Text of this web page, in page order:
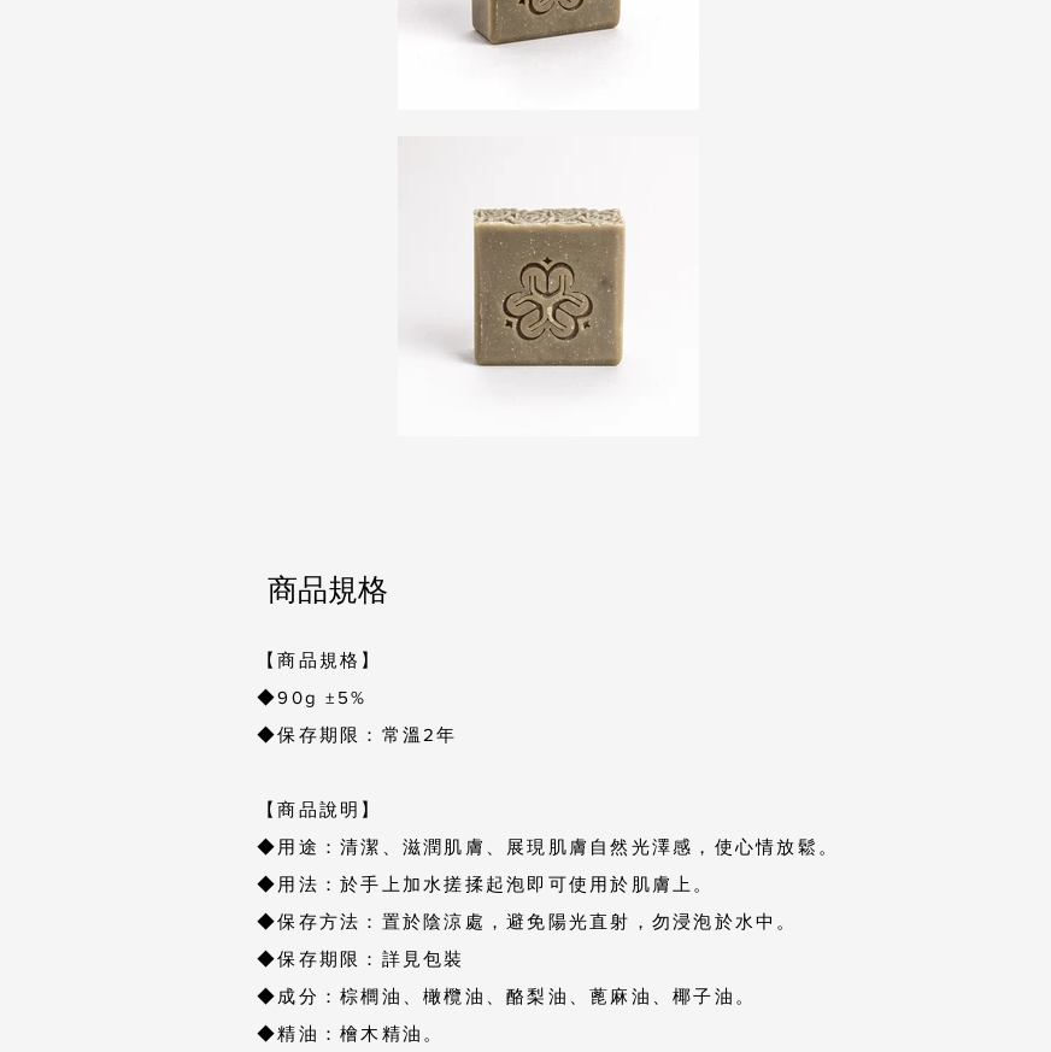
商品規格
【商品規格】
◆90g ±5%
◆保存期限：常溫2年
【商品說明】
◆用途：清潔、滋潤肌膚、展現肌膚自然光澤感，使心情放鬆。
◆用法：於手上加水搓揉起泡即可使用於肌膚上。
◆保存方法：置於陰涼處，避免陽光直射，勿浸泡於水中。
◆保存期限：詳見包裝
◆成分：棕櫚油、橄欖油、酪梨油、蓖麻油、椰子油。
◆精油：檜木精油。